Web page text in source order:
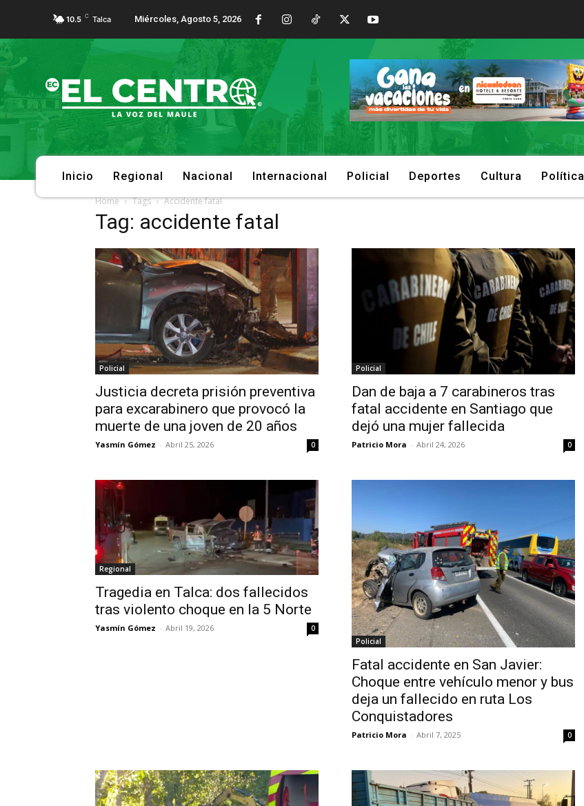
10.5 C Talca Miércoles, Agosto 5, 2026
Inicio Regional Nacional Internacional Policial Deportes Cultura Política
Home Tags Accidente fatal
Tag: accidente fatal
Policial
Justicia decreta prisión preventiva
para excarabinero que provocó la
muerte de una joven de 20 años
Yasmín Gómez - Abril 25, 2026 0
Policial
Dan de baja a 7 carabineros tras
fatal accidente en Santiago que
dejó una mujer fallecida
Patricio Mora - Abril 24, 2026 0
Regional
Tragedia en Talca: dos fallecidos
tras violento choque en la 5 Norte
Yasmín Gómez - Abril 19, 2026
0
Policial
Fatal accidente en San Javier:
Choque entre vehículo menor y bus
deja un fallecido en ruta Los
Conquistadores
Patricio Mora - Abril 7, 2025 0